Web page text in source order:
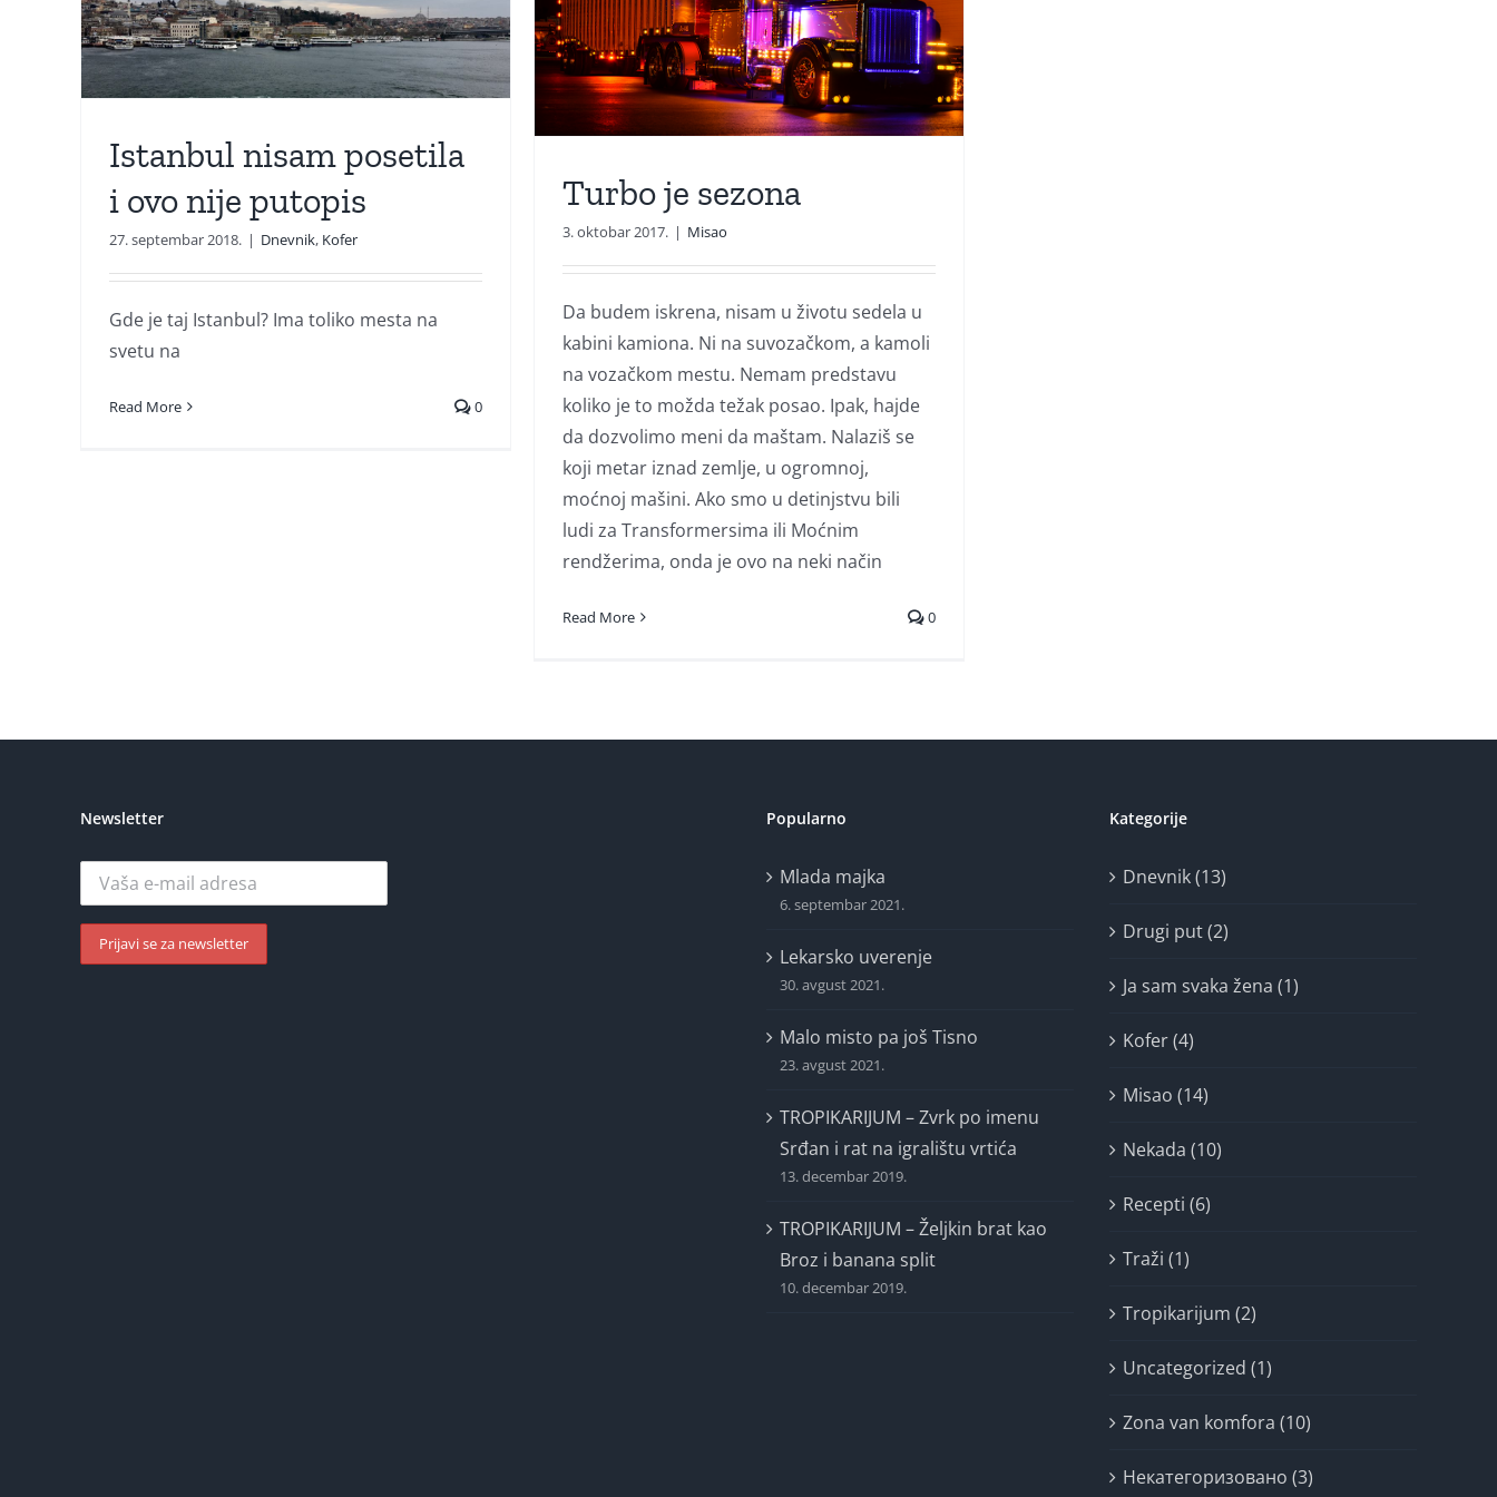
Istanbul nisam posetila
i ovo nije putopis
27. septembar 2018. | Dnevnik, Kofer
Gde je taj Istanbul? Ima toliko mesta na
svetu na
Read More 0
Turbo je sezona
Turbo je sezona
3. oktobar 2017. | Misao
Da budem iskrena, nisam u životu sedela u
kabini kamiona. Ni na suvozačkom, a kamoli
na vozačkom mestu. Nemam predstavu
koliko je to možda težak posao. Ipak, hajde
da dozvolimo meni da maštam. Nalaziš se
koji metar iznad zemlje, u ogromnoj,
moćnoj mašini. Ako smo u detinjstvu bili
ludi za Transformersima ili Moćnim
rendžerima, onda je ovo na neki način
Read More 0
Newsletter Popularno
Mlada majka
6. septembar 2021.
Lekarsko uverenje
30. avgust 2021.
Malo misto pa još Tisno
23. avgust 2021.
TROPIKARIJUM – Zvrk po imenu
Srđan i rat na igralištu vrtića
13. decembar 2019.
TROPIKARIJUM – Željkin brat kao
Broz i banana split
10. decembar 2019.
Kategorije
Dnevnik (13)
Drugi put (2)
Ja sam svaka žena (1)
Kofer (4)
Misao (14)
Nekada (10)
Recepti (6)
Traži (1)
Tropikarijum (2)
Uncategorized (1)
Zona van komfora (10)
Некатегоризовано (3)